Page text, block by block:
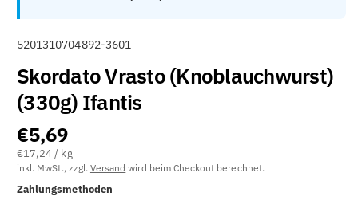
A
T
I
E
L
N
5201310704892-3601
Skordato Vrasto (Knoblauchwurst)
(330g) Ifantis
€5,69
€17,24 / kg
inkl. MwSt., zzgl. Versand wird beim Checkout berechnet.
Zahlungsmethoden